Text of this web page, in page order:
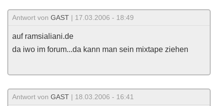
Antwort von GAST | 17.03.2006 - 18:49
auf ramsialiani.de
da iwo im forum...da kann man sein mixtape ziehen
Antwort von GAST | 18.03.2006 - 16:41